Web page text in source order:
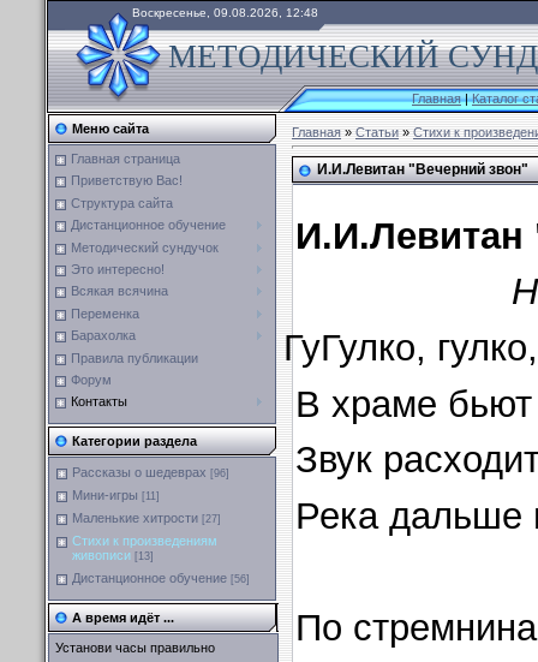
Воскресенье, 09.08.2026, 12:48
МЕТОДИЧЕСКИЙ
Главная|Каталог
Меню сайта
Главная страница
Приветствую Вас!
Структура сайта
Дистанционное обучение
Методический сундучок
Это интересно!
Всякая всячина
Переменка
Барахолка
Правила публикации
Форум
Контакты
Категории раздела
Рассказы о шедеврах [96]
Мини-игры [11]
Маленькие хитрости [27]
Стихи к произведениям
живописи [13]
Дистанционное обучение [56]
А время идёт ...
Установи часы правильно
Главная»Статьи»Стихи к
И.И.Левитан "Вечерний звон"
И.И.Левитан
ГуГулко,
В храме бьют
Звук
Река дальше
По